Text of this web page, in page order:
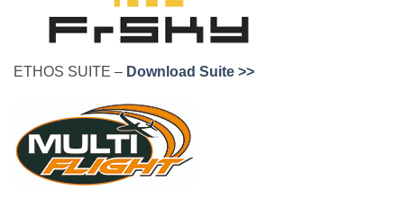
ETHOS SUITE – Download Suite >>